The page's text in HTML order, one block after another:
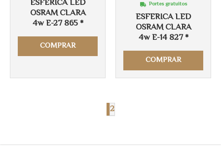
ESFERICA LED
OSRAM CLARA
4w E-27 865 *
COMPRAR
ESFERICA LED
OSRAM CLARA
4w E-14 827 *
Portes gratuitos
COMPRAR
2